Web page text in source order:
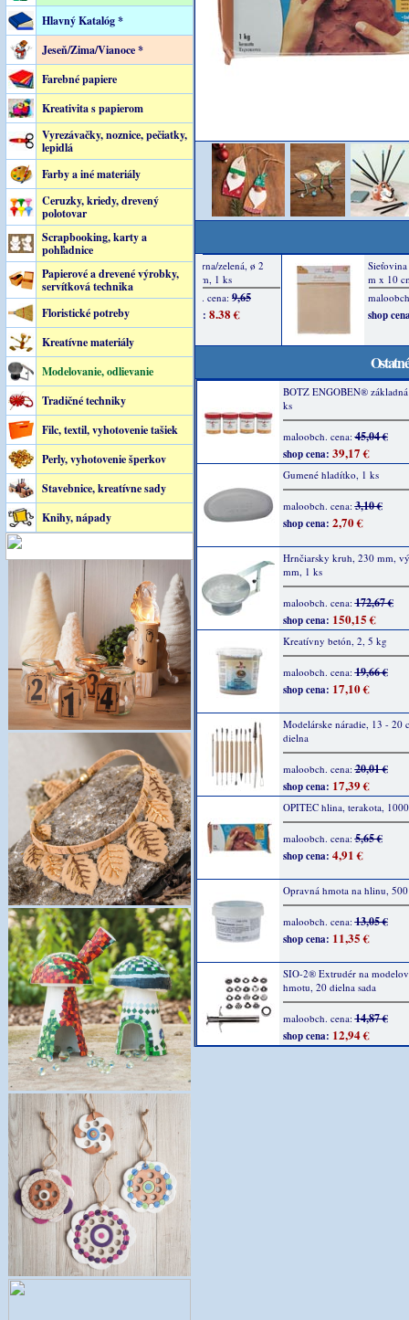
Hlavný Katalóg *
Jeseň/Zima/Vianoce *
Farebné papiere
Kreativita s papierom
Vyrezávačky, noznice, pečiatky,
lepidlá
Farby a iné materiály
Ceruzky, kriedy, drevený
polotovar
Scrapbooking, karty a
pohľadnice
Papierové a drevené výrobky,
servítková technika
Floristické potreby
Kreatívne materiály
Modelovanie, odlievanie
Tradičné techniky
Filc, textil, vyhotovenie tašiek
Perly, vyhotovenie šperkov
Stavebnice, kreatívne sady
Knihy, nápady
BOTZ ENGOBEN®
ks
maloobch. cena:45,04 €
shop cena: 39,17 €
Gumené hladítko, 1 ks
maloobch. cena:3,10 €
shop cena: 2,70 €
Hrnčiarsky kruh, 230 mm,
mm, 1 ks
maloobch. cena:172,67 €
shop cena: 150,15 €
Kreatívny betón, 2, 5 kg
maloobch. cena:19,66 €
shop cena: 17,10 €
Modelárske náradie, 13 - 20
dielna
maloobch. cena:20,01 €
shop cena: 17,39 €
OPITEC hlina, terakota,
maloobch. cena:5,65 €
shop cena: 4,91 €
Opravná hmota na hlinu,
maloobch. cena:13,05 €
shop cena: 11,35 €
SIO-2® Extrudér na
hmotu, 20 dielna sada
maloobch. cena:14,87 €
shop cena: 12,94 €